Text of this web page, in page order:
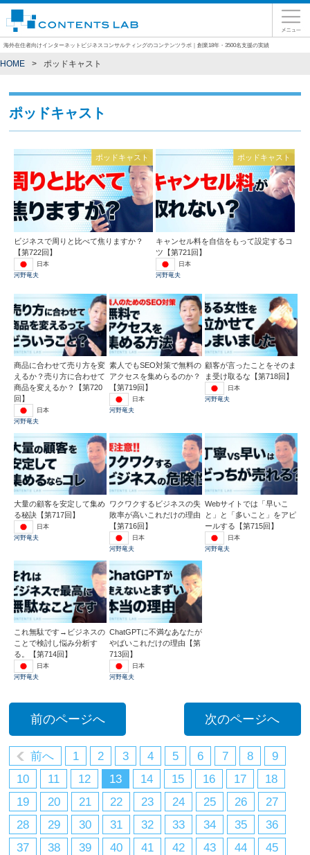
海外在住者向けインターネットビジネスコンサルティングのコンテンツラボ｜創業18年・3500名支援の実績
HOME ポッドキャスト
ポッドキャスト
ポッドキャスト
ビジネスで周りと比べて焦りますか？
【第722回】
日本
河野竜夫
ポッドキャスト
キャンセル料を自信をもって設定するコ
ツ【第721回】
日本
河野竜夫
商品に合わせて売り方を変
えるか？売り方に合わせて
商品を変えるか？【第720
回】
日本
河野竜夫
素人でもSEO対策で無料の
アクセスを集めらるのか？
【第719回】
日本
河野竜夫
顧客が言ったことをそのま
ま受け取るな【第718回】
日本
河野竜夫
大量の顧客を安定して集め
る秘訣【第717回】
日本
河野竜夫
ワクワクするビジネスの失
敗率が高いこれだけの理由
【第716回】
日本
河野竜夫
Webサイトでは「早いこ
と」と「多いこと」をアピ
ールする【第715回】
日本
河野竜夫
これ無駄です→ビジネスの
ことで検討し悩み分析す
る。【第714回】
日本
河野竜夫
ChatGPTに不満なあなたが
やばいこれだけの理由【第
713回】
日本
河野竜夫
次のページへ
前のページへ
前へ 1 2 3 4 5 6 7 8
9
10
11 12 13 14 15 16 17
18
19
20 21 22 23 24 25 26
27
28
29 30 31 32 33 34 35
36
37
38 39 40 41 42 43 44
45